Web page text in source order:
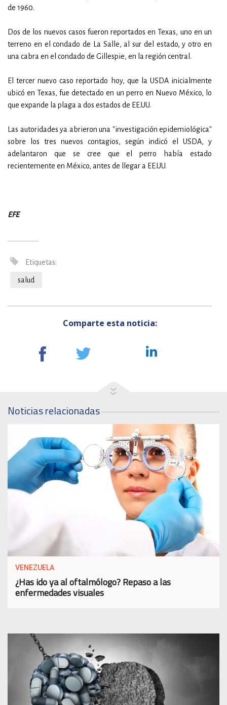
de 1960.
Dos de los nuevos casos fueron reportados en Texas, uno en un
terreno en el condado de La Salle, al sur del estado, y otro en
una cabra en el condado de Gillespie, en la región central.
El tercer nuevo caso reportado hoy, que la USDA inicialmente
ubicó en Texas, fue detectado en un perro en Nuevo México, lo
que expande la plaga a dos estados de EE.UU.
Las autoridades ya abrieron una "investigación epidemiológica"
sobre los tres nuevos contagios, según indicó el USDA, y
adelantaron que se cree que el perro había estado
recientemente en México, antes de llegar a EE.UU.
EFE
Etiquetas:
salud
Comparte esta noticia:
Noticias relacionadas
VENEZUELA
¿Has ido ya al oftalmólogo? Repaso a las
enfermedades visuales